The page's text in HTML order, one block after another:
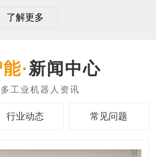
了解更多
新闻中心
行业动态 常见问题